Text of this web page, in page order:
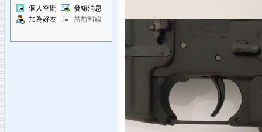
個人空間
發短消息
加為好友
當前離線